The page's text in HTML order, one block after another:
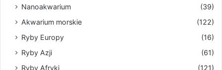
Nanoakwarium
(39)
Akwarium morskie
(122)
Ryby Europy
(16)
Ryby Azji
(61)
Ryby Afryki
(121)